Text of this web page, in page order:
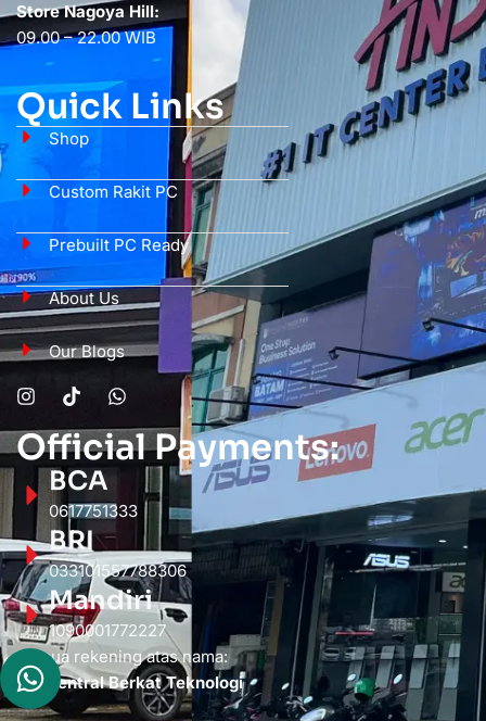
Store Nagoya Hill:
09.00 – 22.00 WIB
Quick Links
Shop
Custom Rakit PC
Prebuilt PC Ready
About Us
Our Blogs
Official Payments:
BCA
0617751333
BRI
033101557788306
Mandiri
1090001772227
Semua rekening atas nama:
PT. Sentral Berkat Teknologi